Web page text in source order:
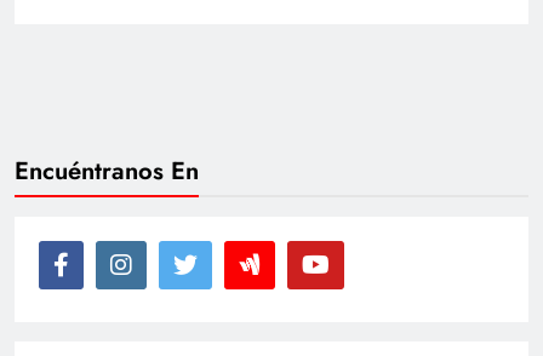
Encuéntranos En